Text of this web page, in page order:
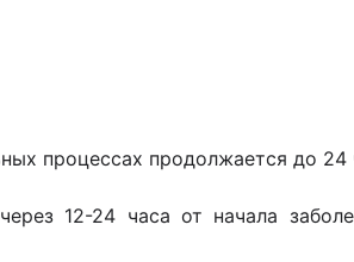
процессах продолжается до
12-24 часа от начала